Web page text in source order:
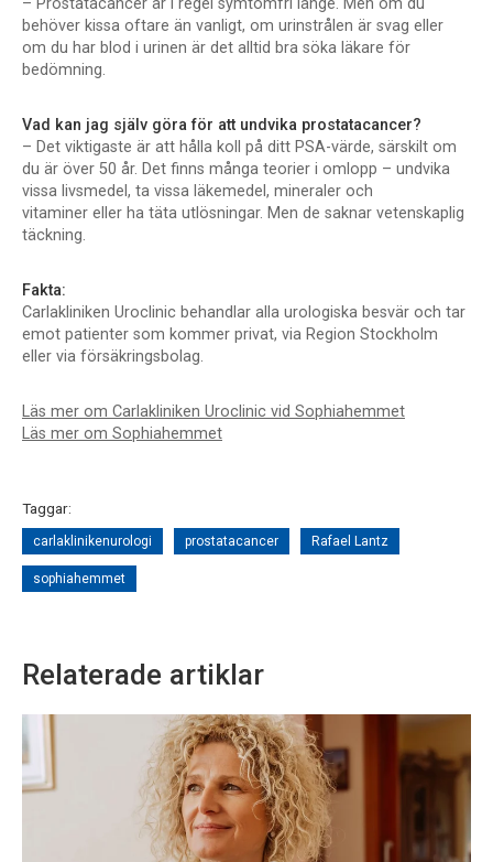
– Prostatacancer är i regel symtomfri länge. Men om du
behöver kissa oftare än vanligt, om urinstrålen är svag eller
om du har blod i urinen är det alltid bra söka läkare för
bedömning.
Vad kan jag själv göra för att undvika prostatacancer?
– Det viktigaste är att hålla koll på ditt PSA-värde, särskilt om
du är över 50 år. Det finns många teorier i omlopp – undvika
vissa livsmedel, ta vissa läkemedel, mineraler och
vitaminer eller ha täta utlösningar. Men de saknar vetenskaplig
täckning.
Fakta:
Carlakliniken Uroclinic behandlar alla urologiska besvär och tar
emot patienter som kommer privat, via Region Stockholm
eller via försäkringsbolag.
Läs mer om Carlakliniken Uroclinic vid Sophiahemmet
Läs mer om Sophiahemmet
Taggar:
carlaklinikenurologi prostatacancer Rafael Lantz
sophiahemmet
Relaterade artiklar